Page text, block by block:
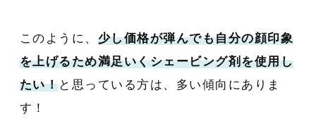
このように、 少し価格が弾んでも自分の顔印象
を上げるため満足いくシェービング剤を使用し
たい！ と思っている方は、多い傾向にありま
す！